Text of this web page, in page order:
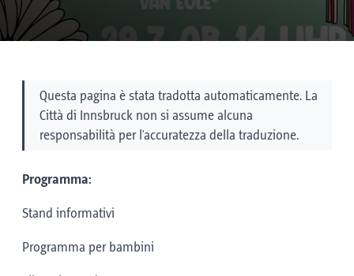
Questa pagina è stata tradotta automaticamente. La
Città di Innsbruck non si assume alcuna
responsabilità per l'accuratezza della traduzione.
Programma:
Stand informativi
Programma per bambini